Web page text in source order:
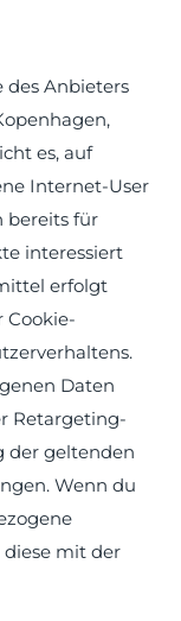
Anbieters
es, auf
Internet-User
bereits für
interessiert
erfolgt
Cookie-
Daten
Retargeting-
der geltenden
Wenn du
mit der